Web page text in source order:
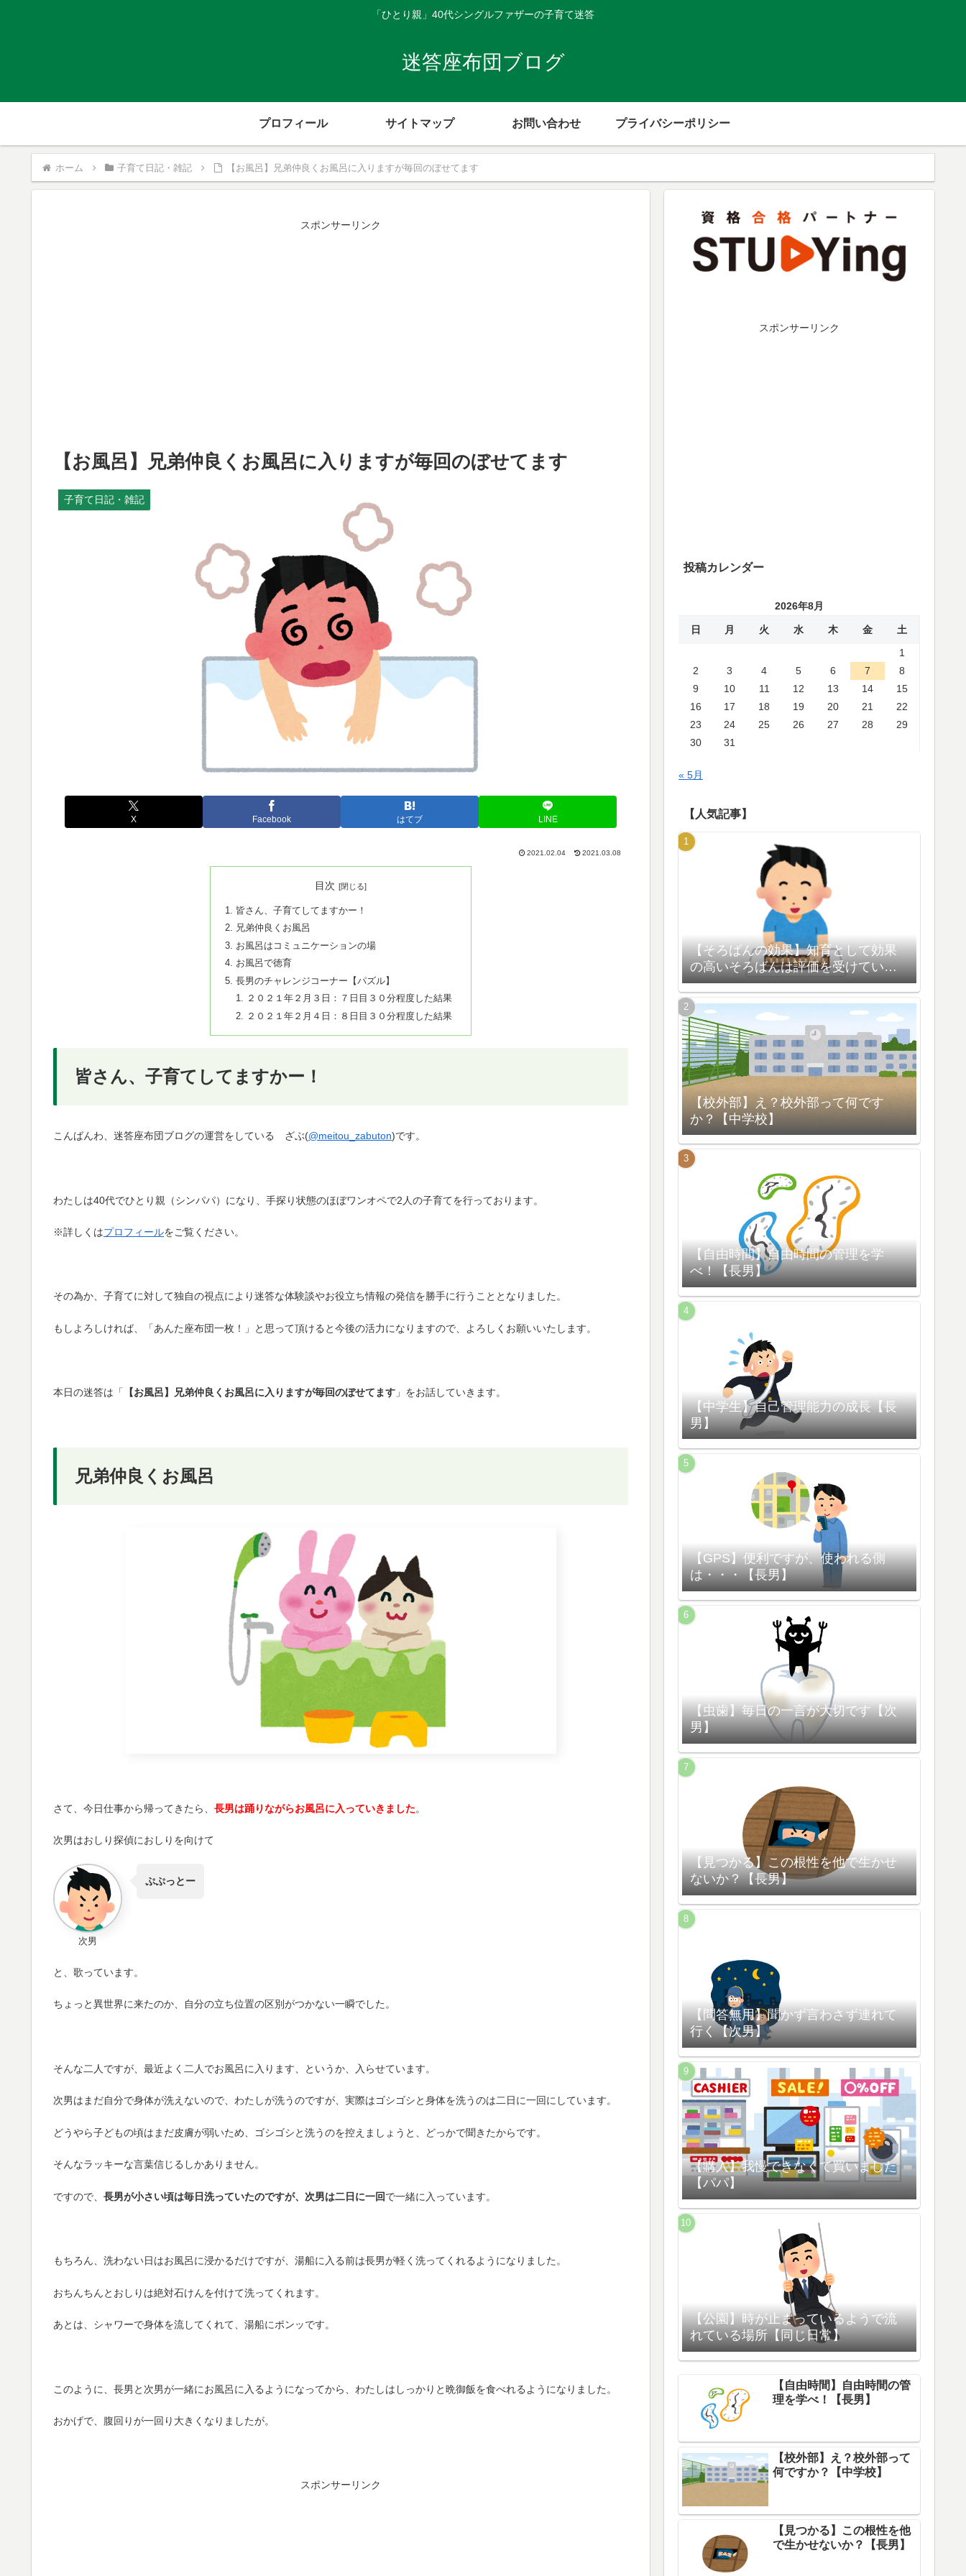
「ひとり親」40代シングルファザーの子育て迷答
迷答座布団ブログ
プロフィール サイトマップ お問い合わせ プライバシーポリシー
ホーム 子育て日記・雑記 【お風呂】兄弟仲良くお風呂に入りますが毎回のぼせてます
スポンサーリンク
【お風呂】兄弟仲良くお風呂に入りますが毎回のぼせてます
子育て日記・雑記
X Facebook はてブ LINE
2021.02.04 2021.03.08
目次
皆さん、子育てしてますかー！
兄弟仲良くお風呂
お風呂はコミュニケーションの場
お風呂で徳育
長男のチャレンジコーナー【パズル】
２０２１年２月３日：７日目３０分程度した結果
２０２１年２月４日：８日目３０分程度した結果
皆さん、子育てしてますかー！
こんばんわ、迷答座布団ブログの運営をしている ざぶ(@meitou_zabuton)です。
わたしは40代でひとり親（シンパパ）になり、手探り状態のほぼワンオペで2人の子育てを行っております。
※詳しくはプロフィールをご覧ください。
その為か、子育てに対して独自の視点により迷答な体験談やお役立ち情報の発信を勝手に行うこととなりました。
もしよろしければ、「あんた座布団一枚！」と思って頂けると今後の活力になりますので、よろしくお願いいたします。
本日の迷答は「 【お風呂】兄弟仲良くお風呂に入りますが毎回のぼせてます 」をお話していきます。
兄弟仲良くお風呂
さて、今日仕事から帰ってきたら、 長男は踊りながらお風呂に入っていきました。
次男はおしり探偵におしりを向けて
次男
ぷぷっとー
と、歌っています。
ちょっと異世界に来たのか、自分の立ち位置の区別がつかない一瞬でした。
そんな二人ですが、最近よく二人でお風呂に入ります、というか、入らせています。
次男はまだ自分で身体が洗えないので、わたしが洗うのですが、実際はゴシゴシと身体を洗うのは二日に一回にしています。
どうやら子どもの頃はまだ皮膚が弱いため、ゴシゴシと洗うのを控えましょうと、どっかで聞きたからです。
そんなラッキーな言葉信じるしかありません。
ですので、 長男が小さい頃は毎日洗っていたのですが、次男は二日に一回で一緒に入っています。
もちろん、洗わない日はお風呂に浸かるだけですが、湯船に入る前は長男が軽く洗ってくれるようになりました。
おちんちんとおしりは絶対石けんを付けて洗ってくれます。
あとは、シャワーで身体を流してくれて、湯船にポンッです。
このように、長男と次男が一緒にお風呂に入るようになってから、わたしはしっかりと晩御飯を食べれるようになりました。
おかげで、腹回りが一回り大きくなりましたが。
スポンサーリンク
スポンサーリンク
投稿カレンダー
2026年8月
日 月 火 水 木 金
土
1
2
3 4 5 6 7
8
9
10 11 12 13 14
15
16
17 18 19 20 21
22
23
24 25 26 27 28
29
30
31
« 5月
【人気記事】
【そろばんの効果】知育として効果
の高いそろばんは評価を受けている
【脳の活性化】
【校外部】え？校外部って何です
か？【中学校】
【自由時間】自由時間の管理を学
べ！【長男】
【中学生】自己管理能力の成長【長
男】
【GPS】便利ですが、使われる側
は・・・【長男】
【虫歯】毎日の一言が大切です【次
男】
【見つかる】この根性を他で生かせ
ないか？【長男】
【問答無用】聞かず言わさず連れて
行く【次男】
【購入】我慢できなくて買いました
【パパ】
【公園】時が止まっているようで流
れている場所【同じ日常】
【自由時間】自由時間の管
理を学べ！【長男】
【校外部】え？校外部って
何ですか？【中学校】
【見つかる】この根性を他
で生かせないか？【長男】